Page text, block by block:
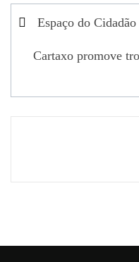
Navegação
artigos
Espaço do
Cartaxo promove